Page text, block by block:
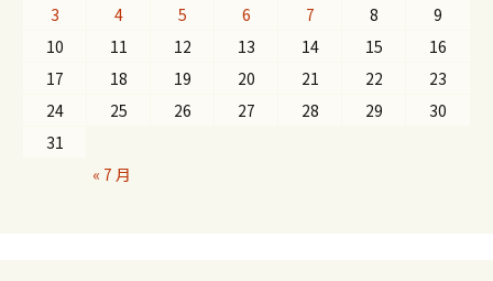
3
4 5 6 7 8
9
10
11 12 13 14 15
16
17
18 19 20 21 22
23
24
25 26 27 28 29
30
31
« 7 月